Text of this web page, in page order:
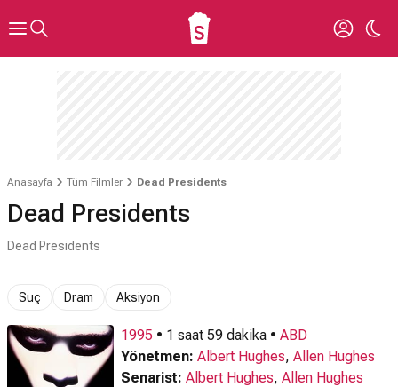
Anasayfa Tüm Filmler Dead Presidents
Dead Presidents
Dead Presidents
Suç Dram Aksiyon
1995 • 1 saat 59 dakika • ABD
Yönetmen: Albert Hughes, Allen Hughes
Senarist: Albert Hughes, Allen Hughes